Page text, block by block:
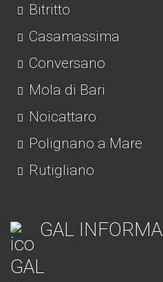
Bitritto
Casamassima
Conversano
Mola di Bari
Noicattaro
Polignano a Mare
Rutigliano
GAL INFORMA